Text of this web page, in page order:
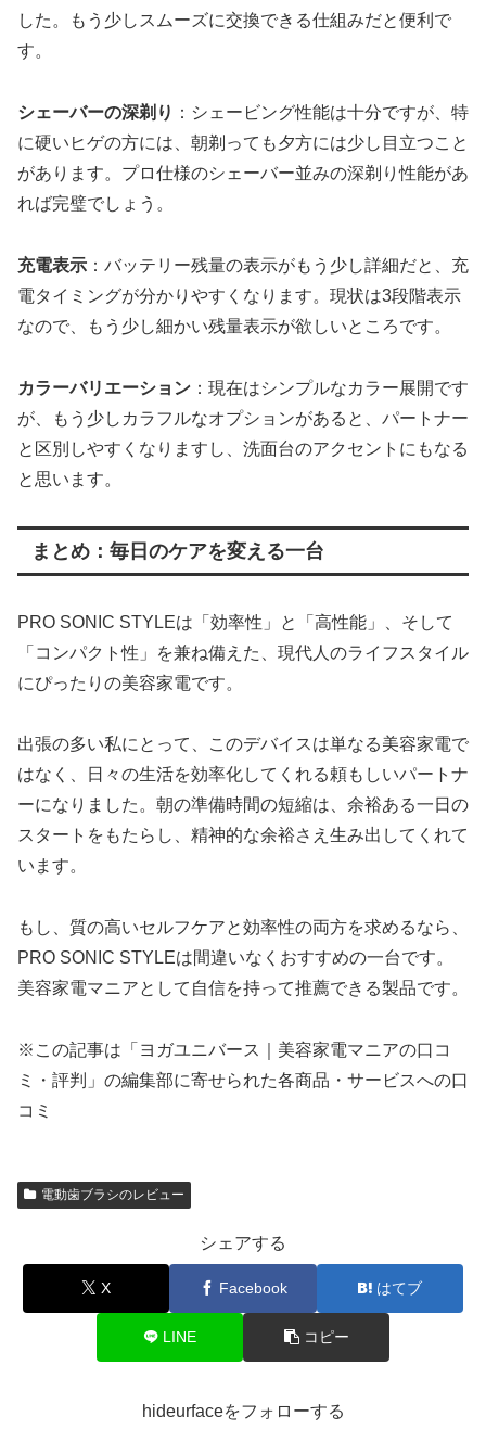
した。もう少しスムーズに交換できる仕組みだと便利で
す。
シェーバーの深剃り ：シェービング性能は十分ですが、特
に硬いヒゲの方には、朝剃っても夕方には少し目立つこと
があります。プロ仕様のシェーバー並みの深剃り性能があ
れば完璧でしょう。
充電表示 ：バッテリー残量の表示がもう少し詳細だと、充
電タイミングが分かりやすくなります。現状は3段階表示
なので、もう少し細かい残量表示が欲しいところです。
カラーバリエーション ：現在はシンプルなカラー展開です
が、もう少しカラフルなオプションがあると、パートナー
と区別しやすくなりますし、洗面台のアクセントにもなる
と思います。
まとめ：毎日のケアを変える一台
PRO SONIC STYLEは「効率性」と「高性能」、そして
「コンパクト性」を兼ね備えた、現代人のライフスタイル
にぴったりの美容家電です。
出張の多い私にとって、このデバイスは単なる美容家電で
はなく、日々の生活を効率化してくれる頼もしいパートナ
ーになりました。朝の準備時間の短縮は、余裕ある一日の
スタートをもたらし、精神的な余裕さえ生み出してくれて
います。
もし、質の高いセルフケアと効率性の両方を求めるなら、
PRO SONIC STYLEは間違いなくおすすめの一台です。
美容家電マニアとして自信を持って推薦できる製品です。
※この記事は「ヨガユニバース｜美容家電マニアの口コ
ミ・評判」の編集部に寄せられた各商品・サービスへの口
コミ
電動歯ブラシのレビュー
シェアする
X Facebook はてブ
LINE コピー
hideurfaceをフォローする